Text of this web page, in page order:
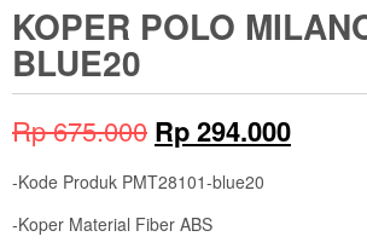
KOPER POLO
BLUE20
Rp675.000 Original
price
was:
Rp294.000Current
-Kode Produk PMT28101-blue20
-Koper Material Fiber ABS